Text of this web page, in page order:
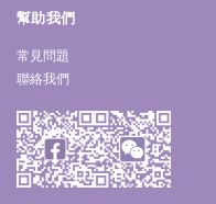
幫助我們
常見問題
聯絡我們